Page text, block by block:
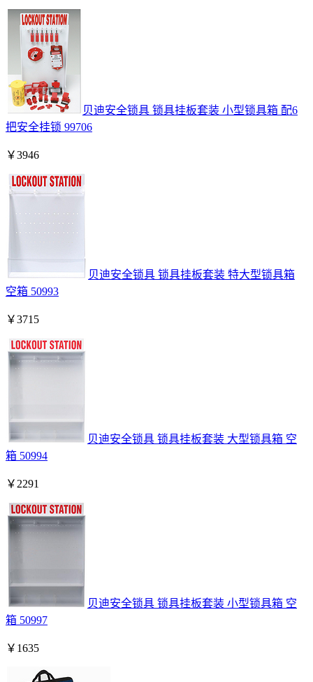
贝迪安全锁具 锁具挂板套装 小型锁具箱 配6
把安全挂锁 99706
￥3946
贝迪安全锁具 锁具挂板套装 特大型锁具箱
空箱 50993
￥3715
贝迪安全锁具 锁具挂板套装 大型锁具箱 空
箱 50994
￥ 2291
贝迪安全锁具 锁具挂板套装 小型锁具箱 空
箱 50997
￥ 1635